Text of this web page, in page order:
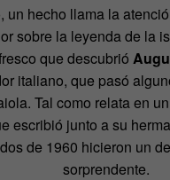
un hecho llama la
sobre la leyenda de la
que descubrió
italiano, que pasó
Tal como relata en
escribió junto a su
de 1960 hicieron un
sorprendente.